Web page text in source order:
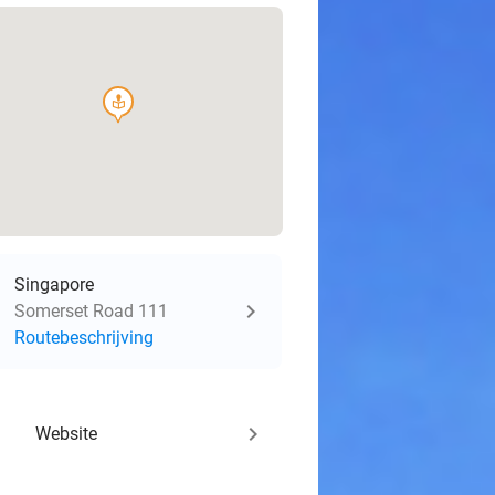
course
Singapore
Somerset Road 111
Routebeschrijving
Website keyboard_arrow_right